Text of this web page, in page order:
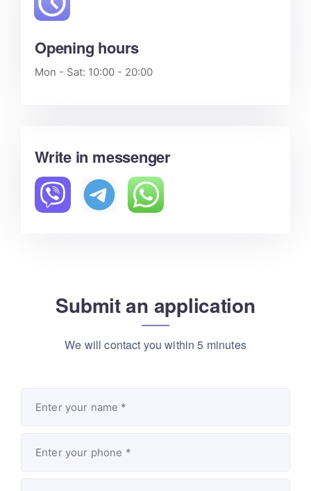
Opening hours
Mon - Sat: 10:00 - 20:00
Write in messenger
Submit an application
We will contact you within 5 minutes